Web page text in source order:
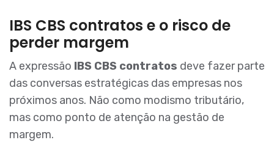
IBS CBS contratos e o risco de
perder margem
A expressão IBS CBS contratos deve fazer parte
das conversas estratégicas das empresas nos
próximos anos. Não como modismo tributário,
mas como ponto de atenção na gestão de
margem.